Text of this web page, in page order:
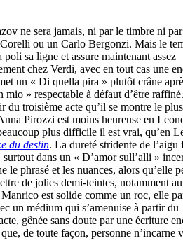
ne sera jamais, ni par le timbre ni
ou un Carlo Bergonzi. Mais le
sa ligne et assure maintenant assez
chez Verdi, avec en tout cas une
un « Di quella pira » plutôt crâne
mio » respectable à défaut d’être
du troisième acte qu’il se montre le
Pirozzi est moins heureuse en
plus difficile il est vrai, qu’en
du destin. La dureté stridente de l’aigu
surtout dans un « D’amor sull’alli »
le phrasé et les nuances, alors qu’elle
de jolies demi-teintes, notamment
est solide comme un roc, elle
un médium qui s’amenuise à partir du
gênée sans doute par une écriture
de toute façon, personne n’incarne